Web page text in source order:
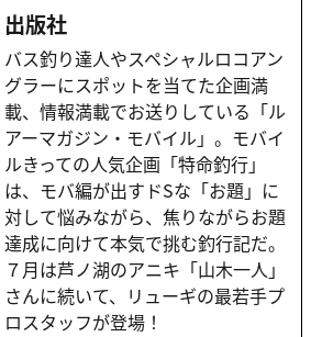
出版社
バス釣り達人やスペシャルロコアン
グラーにスポットを当てた企画満
載、情報満載でお送りしている「ル
アーマガジン・モバイル」。モバイ
ルきっての人気企画「特命釣行」
は、モバ編が出すドSな「お題」に
対して悩みながら、焦りながらお題
達成に向けて本気で挑む釣行記だ。
７月は芦ノ湖のアニキ「山木一人」
さんに続いて、リューギの最若手プ
ロスタッフが登場！